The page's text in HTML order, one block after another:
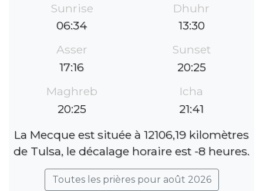
Sunrise
06:34
Dhuhr
13:30
Asser
17:16
Sunset
20:25
Maghreb
20:25
Icha
21:41
La Mecque est située à 12106,19 kilomètres
de Tulsa, le décalage horaire est -8 heures.
Toutes les prières pour août 2026